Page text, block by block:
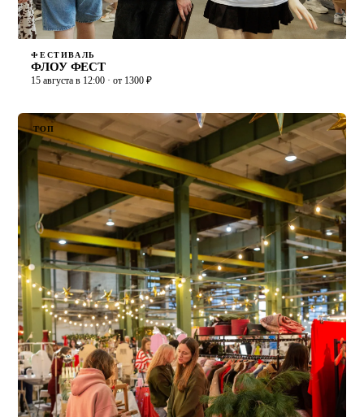
ФЕСТИВАЛЬ
ФЛОУ ФЕСТ
15 августа в 12:00 · от 1300 ₽
ТОП